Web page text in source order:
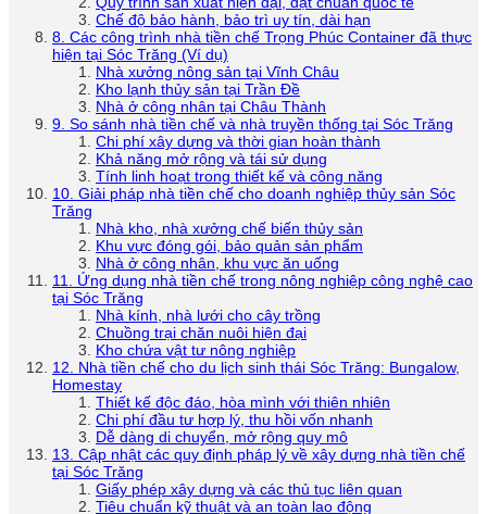
Chế độ bảo hành, bảo trì uy tín, dài hạn
8. Các công trình nhà tiền chế Trọng Phúc Container đã thực
hiện tại Sóc Trăng (Ví dụ)
Nhà xưởng nông sản tại Vĩnh Châu
Kho lạnh thủy sản tại Trần Đề
Nhà ở công nhân tại Châu Thành
9. So sánh nhà tiền chế và nhà truyền thống tại Sóc Trăng
Chi phí xây dựng và thời gian hoàn thành
Khả năng mở rộng và tái sử dụng
Tính linh hoạt trong thiết kế và công năng
10. Giải pháp nhà tiền chế cho doanh nghiệp thủy sản Sóc
Trăng
Nhà kho, nhà xưởng chế biến thủy sản
Khu vực đóng gói, bảo quản sản phẩm
Nhà ở công nhân, khu vực ăn uống
11. Ứng dụng nhà tiền chế trong nông nghiệp công nghệ cao
tại Sóc Trăng
Nhà kính, nhà lưới cho cây trồng
Chuồng trại chăn nuôi hiện đại
Kho chứa vật tư nông nghiệp
12. Nhà tiền chế cho du lịch sinh thái Sóc Trăng: Bungalow,
Homestay
Thiết kế độc đáo, hòa mình với thiên nhiên
Chi phí đầu tư hợp lý, thu hồi vốn nhanh
Dễ dàng di chuyển, mở rộng quy mô
13. Cập nhật các quy định pháp lý về xây dựng nhà tiền chế
tại Sóc Trăng
Giấy phép xây dựng và các thủ tục liên quan
Tiêu chuẩn kỹ thuật và an toàn lao động